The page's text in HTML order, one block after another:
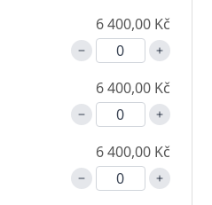
6 400,00 Kč
6 400,00 Kč
6 400,00 Kč